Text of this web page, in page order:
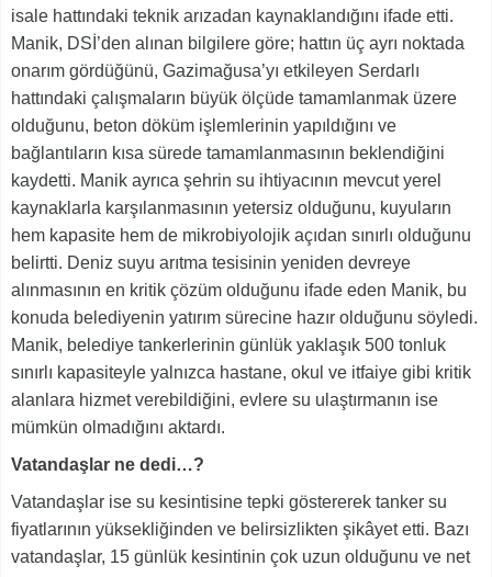
isale hattındaki teknik arızadan kaynaklandığını ifade etti.
Manik, DSİ’den alınan bilgilere göre; hattın üç ayrı noktada
onarım gördüğünü, Gazimağusa’yı etkileyen Serdarlı
hattındaki çalışmaların büyük ölçüde tamamlanmak üzere
olduğunu, beton döküm işlemlerinin yapıldığını ve
bağlantıların kısa sürede tamamlanmasının beklendiğini
kaydetti. Manik ayrıca şehrin su ihtiyacının mevcut yerel
kaynaklarla karşılanmasının yetersiz olduğunu, kuyuların
hem kapasite hem de mikrobiyolojik açıdan sınırlı olduğunu
belirtti. Deniz suyu arıtma tesisinin yeniden devreye
alınmasının en kritik çözüm olduğunu ifade eden Manik, bu
konuda belediyenin yatırım sürecine hazır olduğunu söyledi.
Manik, belediye tankerlerinin günlük yaklaşık 500 tonluk
sınırlı kapasiteyle yalnızca hastane, okul ve itfaiye gibi kritik
alanlara hizmet verebildiğini, evlere su ulaştırmanın ise
mümkün olmadığını aktardı.
Vatandaşlar ne dedi…?
Vatandaşlar ise su kesintisine tepki göstererek tanker su
fiyatlarının yüksekliğinden ve belirsizlikten şikâyet etti. Bazı
vatandaşlar, 15 günlük kesintinin çok uzun olduğunu ve net